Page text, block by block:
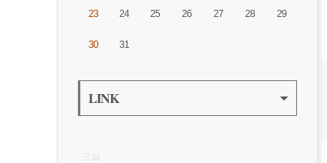
23 24 25 26 27 28 29
30 31
LINK
오늘